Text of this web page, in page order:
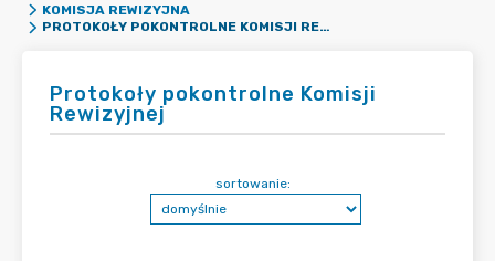
KOMISJA REWIZYJNA
PROTOKOŁY POKONTROLNE KOMISJI REWIZYJNEJ
Protokoły pokontrolne Komisji
Rewizyjnej
sortowanie: